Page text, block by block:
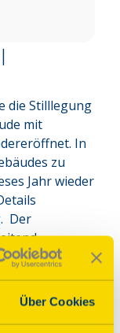
Über Cookies
die Stilllegung
mit
In
zu
Jahr wieder
Der
eine
Details
zu